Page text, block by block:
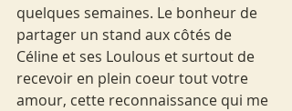
quelques semaines. Le bonheur de
partager un stand aux côtés de
Céline et ses Loulous et surtout de
recevoir en plein coeur tout votre
amour, cette reconnaissance qui me